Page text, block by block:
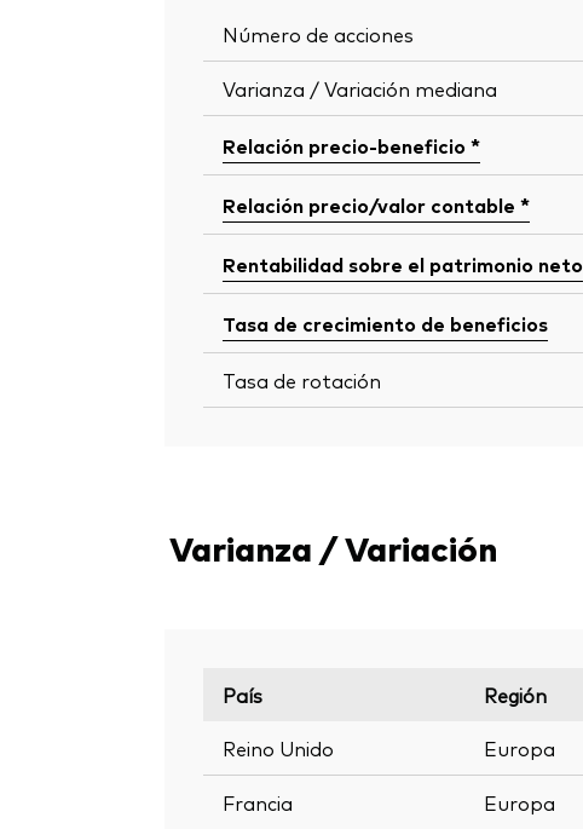
Número de acciones
Varianza / Variación mediana
Relación precio-beneficio *
Relación precio/valor contable *
Rentabilidad sobre el patrimonio neto
Tasa de crecimiento de beneficios
Tasa de rotación
Varianza / Variación
País Región
Reino Unido
Europa
Francia Europa